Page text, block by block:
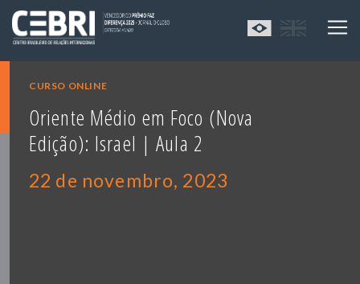
CURSO ONLINE
Oriente Médio em Foco (Nova
Edição): Israel | Aula 2
22 de novembro, 2023